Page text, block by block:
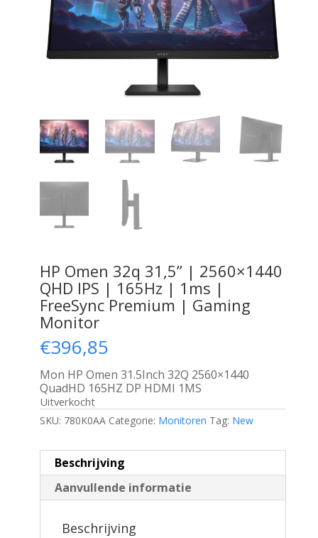
HP Omen 32q 31,5” | 2560×1440
QHD IPS | 165Hz | 1ms |
FreeSync Premium | Gaming
Monitor
€396,85
Mon HP Omen 31.5Inch 32Q 2560×1440
QuadHD 165HZ DP HDMI 1MS
Uitverkocht
SKU: 780K0AA Categorie: Monitoren Tag: New
Beschrijving
Aanvullende informatie
Beschrijving